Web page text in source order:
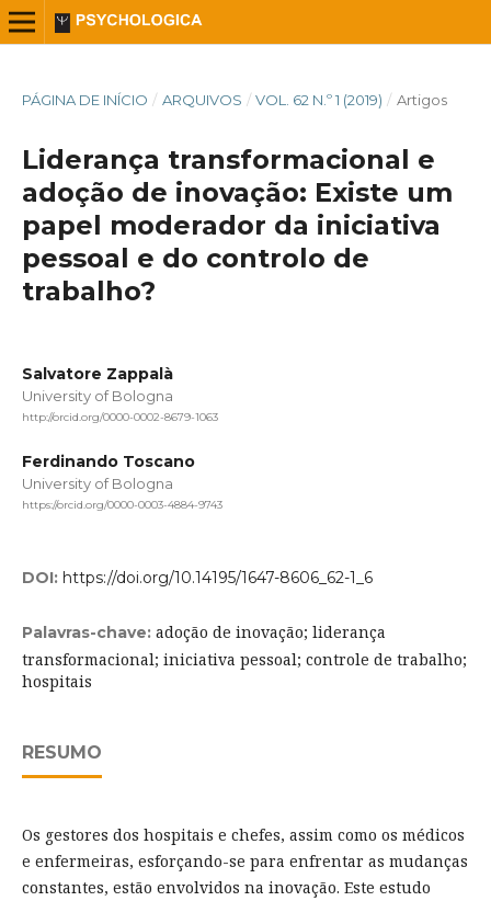
PÁGINA DE INÍCIO / ARQUIVOS / VOL. 62 N.º 1 (2019) / Artigos
Liderança transformacional e
adoção de inovação: Existe um
papel moderador da iniciativa
pessoal e do controlo de
trabalho?
Salvatore Zappalà
University of Bologna
http://orcid.org/0000-0002-8679-1063
Ferdinando Toscano
University of Bologna
https://orcid.org/0000-0003-4884-9743
DOI: https://doi.org/10.14195/1647-8606_62-1_6
Palavras-chave: adoção de inovação; liderança
transformacional; iniciativa pessoal; controle de trabalho;
hospitais
RESUMO
Os gestores dos hospitais e chefes, assim como os médicos
e enfermeiras, esforçando-se para enfrentar as mudanças
constantes, estão envolvidos na inovação. Este estudo